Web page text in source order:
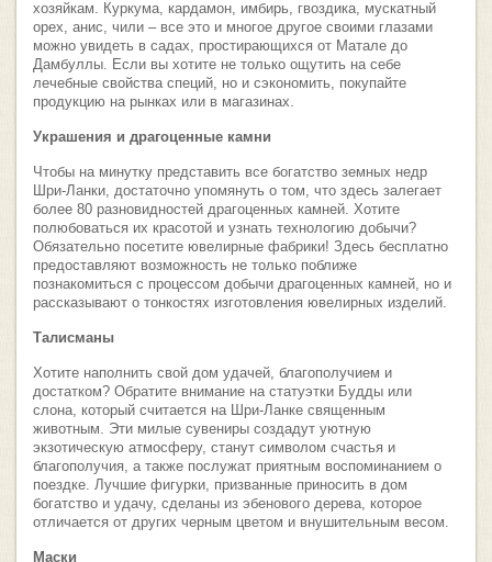
хозяйкам. Куркума, кардамон, имбирь, гвоздика, мускатный
орех, анис, чили – все это и многое другое своими глазами
можно увидеть в садах, простирающихся от Матале до
Дамбуллы. Если вы хотите не только ощутить на себе
лечебные свойства специй, но и сэкономить, покупайте
продукцию на рынках или в магазинах.
Украшения и драгоценные камни
Чтобы на минутку представить все богатство земных недр
Шри-Ланки, достаточно упомянуть о том, что здесь залегает
более 80 разновидностей драгоценных камней. Хотите
полюбоваться их красотой и узнать технологию добычи?
Обязательно посетите ювелирные фабрики! Здесь бесплатно
предоставляют возможность не только поближе
познакомиться с процессом добычи драгоценных камней, но и
рассказывают о тонкостях изготовления ювелирных изделий.
Талисманы
Хотите наполнить свой дом удачей, благополучием и
достатком? Обратите внимание на статуэтки Будды или
слона, который считается на Шри-Ланке священным
животным. Эти милые сувениры создадут уютную
экзотическую атмосферу, станут символом счастья и
благополучия, а также послужат приятным воспоминанием о
поездке. Лучшие фигурки, призванные приносить в дом
богатство и удачу, сделаны из эбенового дерева, которое
отличается от других черным цветом и внушительным весом.
Маски